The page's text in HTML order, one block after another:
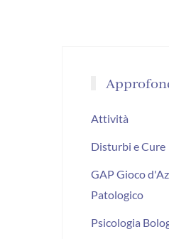
Attività
Disturbi e Cure
GAP Gioco
Patologico
Psicologia